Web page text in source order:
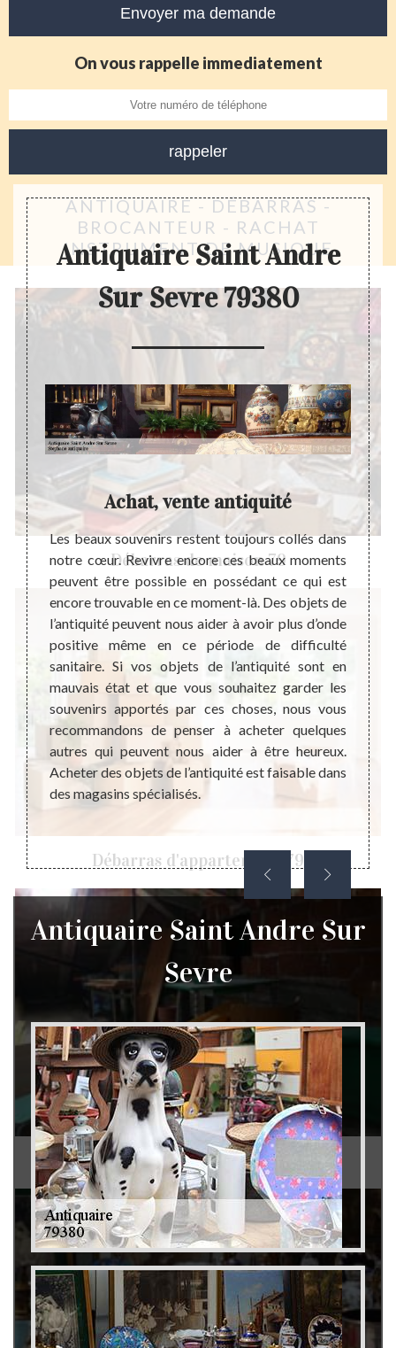
On vous rappelle immediatement
ANTIQUAIRE - DÉBARRAS -
BROCANTEUR - RACHAT
INSTRUMENT DE MUSIQUE
Débarras de maison 79
Débarras d'appartement 79
Débarras de grenier et cave 79
Antiquaire Saint Andre
Sur Sevre 79380
ligne
pour
plus
un
Achat, vente antiquité
Les beaux souvenirs restent toujours collés dans
notre cœur. Revivre encore ces beaux moments
peuvent être possible en possédant ce qui est
encore trouvable en ce moment-là. Des objets de
l’antiquité peuvent nous aider à avoir plus d’onde
positive même en ce période de difficulté
sanitaire. Si vos objets de l’antiquité sont en
mauvais état et que vous souhaitez garder les
souvenirs apportés par ces choses, nous vous
recommandons de penser à acheter quelques
autres qui peuvent nous aider à être heureux.
Acheter des objets de l’antiquité est faisable dans
des magasins spécialisés.
Les
très
la
Antiquaire Saint Andre Sur
Sevre